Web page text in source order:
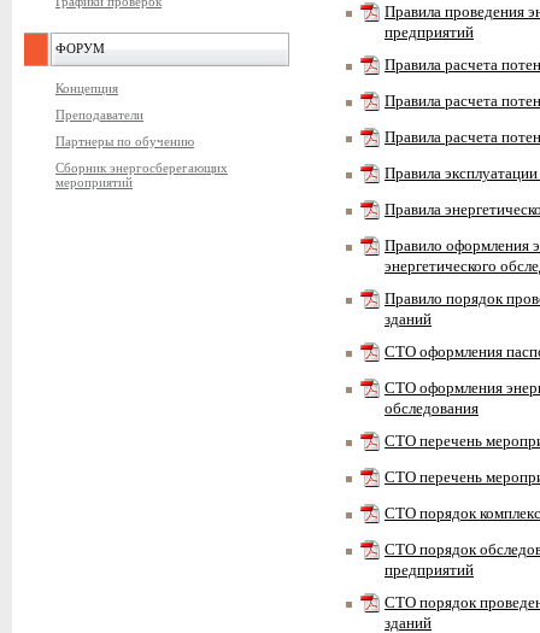
ФОРУМ
Концепция
Преподаватели
Партнеры по обучению
Сборник энергосберегающих
мероприятий
Правила проведения
предприятий
Правила расчета
Правила расчета
Правила расчета
Правила
Правила
Правило оформления
энергетического
Правило порядок
зданий
СТО оформления
СТО оформления
обследования
СТО перечень
СТО перечень
СТО порядок
СТО порядок
предприятий
СТО порядок
зданий